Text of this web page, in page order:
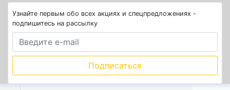
Узнайте первым обо всех акциях и спецпредложениях -
подпишитесь на рассылку